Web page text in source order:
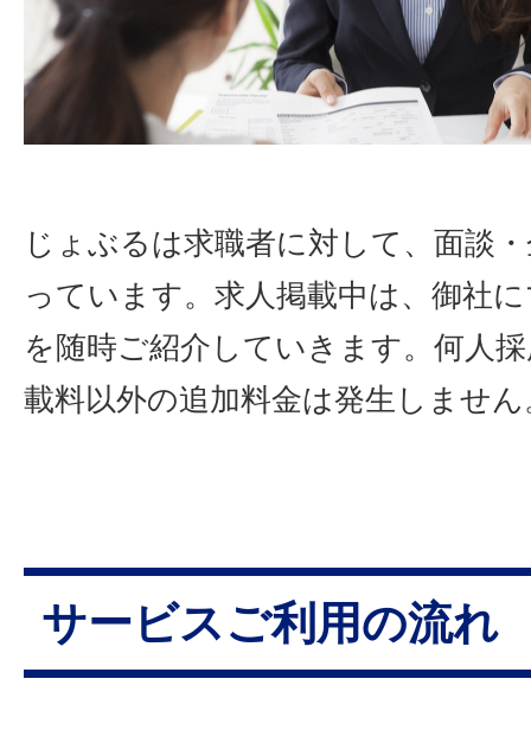
じょぶるは求職者に対して、面談
っています。求人掲載中は、御社
を随時ご紹介していきます。何人
載料以外の追加料金は発生しません
サービスご利用の流れ